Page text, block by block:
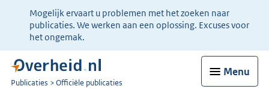
Ter
informatie:
Mogelijk ervaart u problemen met het zoeken naar
publicaties. We werken aan een oplossing. Excuses voor
het ongemak.
Menu
U
Publicaties Officiële publicaties